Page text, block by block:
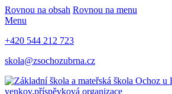
Rovnou na obsah Rovnou na menu
Menu
+420 544 212 723
skola@zsochozubrna.cz